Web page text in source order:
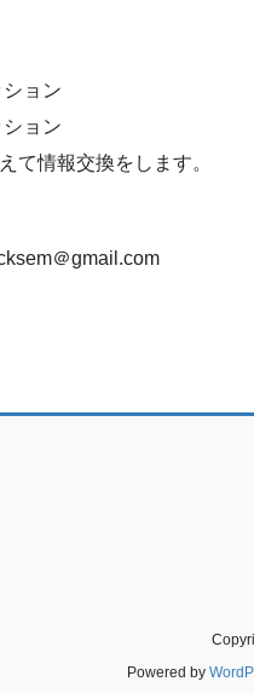
ョン
ョン
て情報交換をします。
＠gmail.com
Powered by